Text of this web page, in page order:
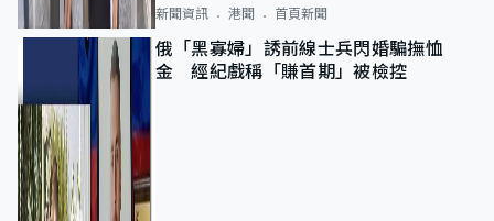
新聞資訊 港聞 首頁新聞
俄「黑寡婦」誘前線士兵閃婚騙撫恤
金 經紀戲稱「賺首期」被檢控